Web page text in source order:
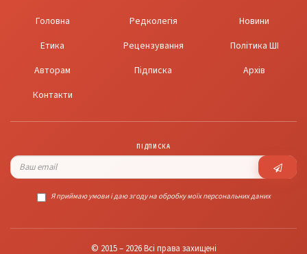
Головна Редколегія
Новини
Етика
Рецензування
Політика ШІ
Авторам
Підписка
Архів
Контакти
ПІДПИСКА
Я приймаю умови і даю згоду на обробку моїх персональних даних
© 2015 – 2026 Всі права захищені